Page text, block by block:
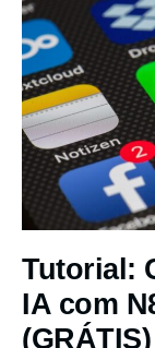
Tutorial:
IA com
(GRÁTIS)